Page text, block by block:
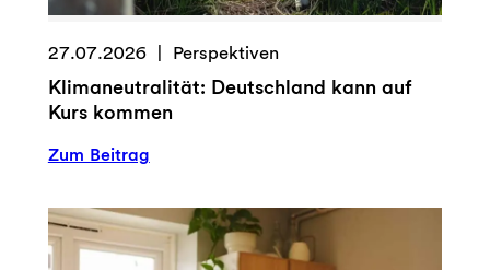
y
e
b
u
f
27.07.2026 Perspektiven
Klimaneutralität: Deutschland kann auf
Kurs kommen
Zum Beitrag:
l
i
m